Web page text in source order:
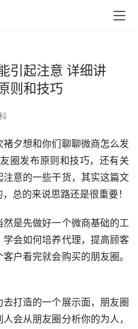
引起注意 详细讲
则和技巧
夕想和你们聊聊微商怎么发
圈发布原则和技巧，还有关
意的一些干货，其实这篇文
总的来说思路还是很重要！
是先做好一个微商基础的工
会如何培养代理，提高顾客
户看完就会购买的朋友圈。
打造的一个展示面，朋友圈
会从朋友圈分析你的为人，